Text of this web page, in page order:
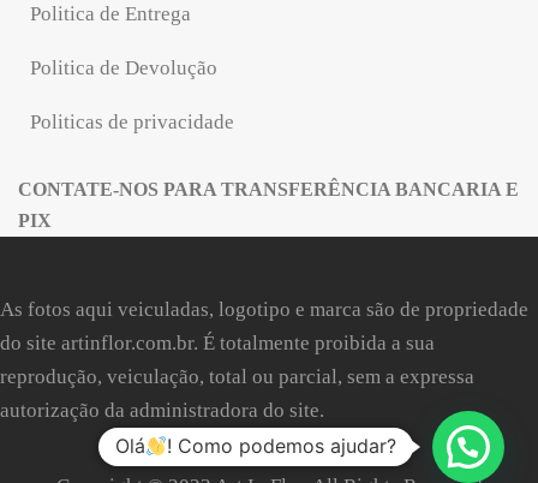
Politica de Entrega
Politica de Devolução
Politicas de privacidade
CONTATE-NOS PARA TRANSFERÊNCIA BANCARIA E
PIX
As fotos aqui veiculadas, logotipo e marca são de propriedade
do site artinflor.com.br. É totalmente proibida a sua
reprodução, veiculação, total ou parcial, sem a expressa
autorização da administradora do site.
Olá ! Como podemos ajudar?